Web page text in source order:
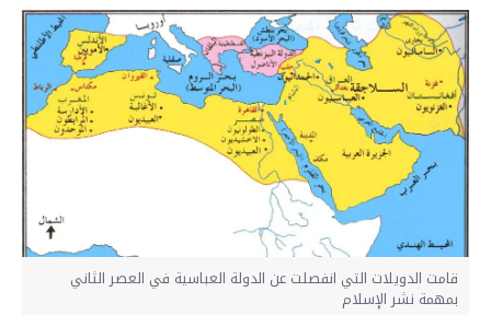
قامت الدويلات التي انفصلت عن الدولة العباسية في العصر الثاني
بمهمة نشر الإسلام